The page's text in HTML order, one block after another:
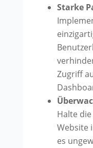
Starke
Zugriff
Halte
Website
es